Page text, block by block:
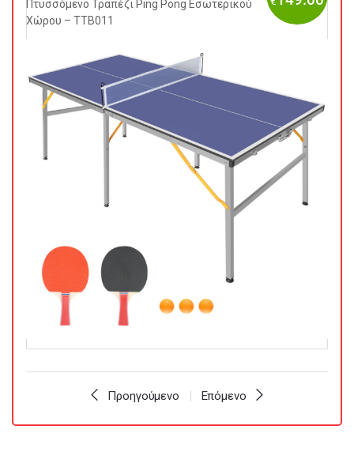
Πτυσσόμενo Τραπέζι Ping Pong Εσωτερικού
Χώρου – TTB011
Προηγούμενο Επόμενο